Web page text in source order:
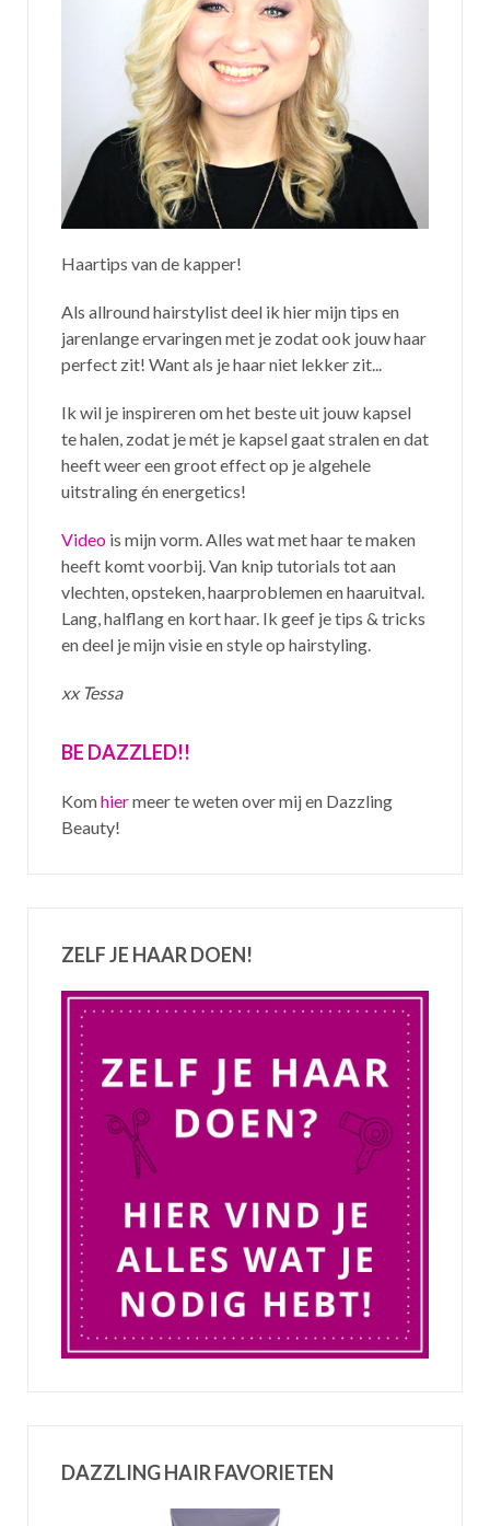
Haartips van de kapper!
Als allround hairstylist deel ik hier mijn tips en
jarenlange ervaringen met je zodat ook jouw haar
perfect zit! Want als je haar niet lekker zit...
Ik wil je inspireren om het beste uit jouw kapsel
te halen, zodat je mét je kapsel gaat stralen en dat
heeft weer een groot effect op je algehele
uitstraling én energetics!
Video is mijn vorm. Alles wat met haar te maken
heeft komt voorbij. Van knip tutorials tot aan
vlechten, opsteken, haarproblemen en haaruitval.
Lang, halflang en kort haar. Ik geef je tips & tricks
en deel je mijn visie en style op hairstyling.
xx Tessa
BE DAZZLED!!
Komhiermeer te weten over mij en Dazzling
Beauty!
ZELF JE HAAR DOEN!
DAZZLING HAIR FAVORIETEN